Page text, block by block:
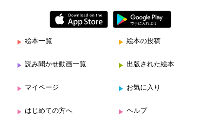
絵本一覧 絵本の投稿
読み聞かせ動画一覧 出版された絵本
マイページ お気に入り
はじめての方へ ヘルプ